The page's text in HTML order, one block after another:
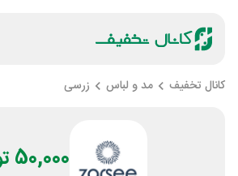
کانال تخفیف مد و لباس زرسی
50,000 تومان